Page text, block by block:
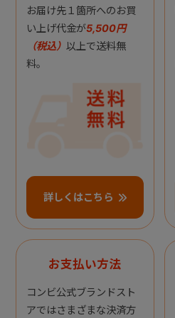
お届け先１箇所へのお買
い上げ代金が5,500円
（税込） 以上で送料無
料。
詳しくはこちら
お支払い方法
コンビ公式ブランドスト
アではさまざまな決済方